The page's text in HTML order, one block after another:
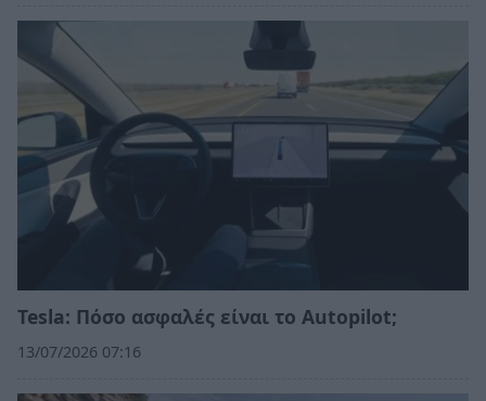
Tesla: Πόσο ασφαλές είναι το Autopilot;
13/07/2026 07:16